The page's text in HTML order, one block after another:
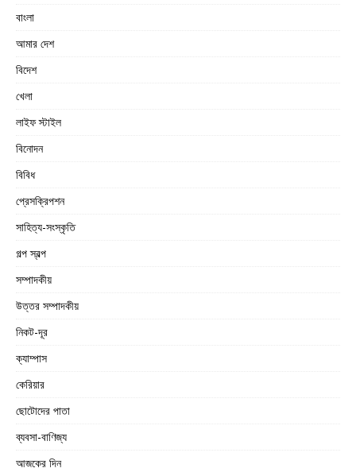
বাংলা
আমার দেশ
বিদেশ
খেলা
লাইফ স্টাইল
বিনোদন
বিবিধ
প্রেসক্রিপশন
সাহিত্য-সংস্কৃতি
গল্প স্বল্প
সম্পাদকীয়
উত্তর সম্পাদকীয়
নিকট-দূর
ক্যাম্পাস
কেরিয়ার
ছোটোদের পাতা
ব্যবসা-বাণিজ্য
আজকের দিন